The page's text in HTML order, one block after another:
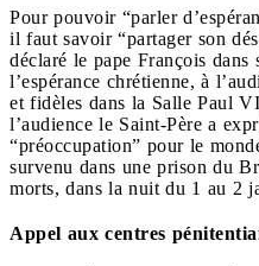
Pour pouvoir “parler
il faut savoir “partager son
déclaré le pape François dans
l’espérance chrétienne, à
et fidèles dans la Salle Paul
l’audience le Saint-Père a
“préoccupation” pour le
survenu dans une prison du
morts, dans la nuit du 1 au 2
Appel aux centres